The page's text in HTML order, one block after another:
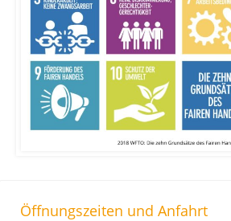
Öffnungszeiten und Anfahrt